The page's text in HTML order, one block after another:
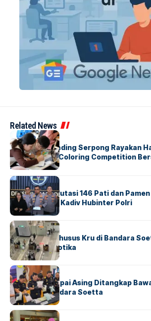
Related News
BERITAINDEX
Atria Hotel Gading Serpong Rayakan
Lewat Family Coloring Competition
Indonesia
BERITA
Mabes Polri Mutasi 146 Pati dan
Untung Jabat Kadiv Hubinter Polri
BANDARABERITA
Ketika Jalur Khusus Kru di Bandara
Sindikat Narkotika
BANDARA BERITA
Kopilot Maskapai Asing Ditangkap
Ekstasi di Bandara Soetta
BERITAINDEX